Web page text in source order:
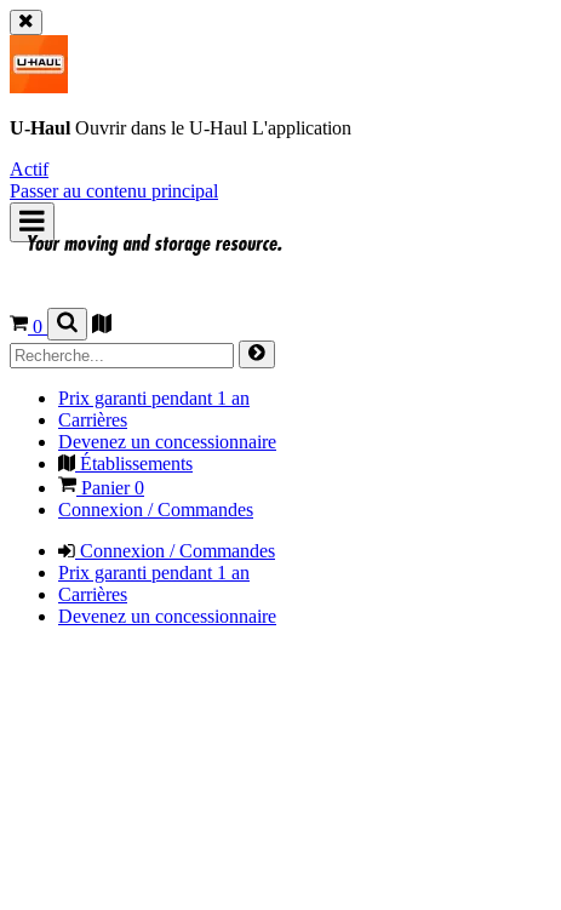
U-Haul Ouvrir dans le U-Haul L'application
Actif
Passer au contenu principal
0
Prix garanti pendant 1 an
Carrières
Devenez un concessionnaire
Établissements
Panier0
Connexion / Commandes
Connexion / Commandes
Prix garanti pendant 1 an
Carrières
Devenez un concessionnaire